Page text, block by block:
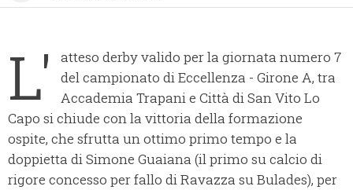
L'
atteso derby valido per la giornata numero 7
del campionato di Eccellenza - Girone A, tra
Accademia Trapani e Città di San Vito Lo
Capo si chiude con la vittoria della formazione
ospite, che sfrutta un ottimo primo tempo e la
doppietta di Simone Guaiana (il primo su calcio di
rigore concesso per fallo di Ravazza su Bulades), per